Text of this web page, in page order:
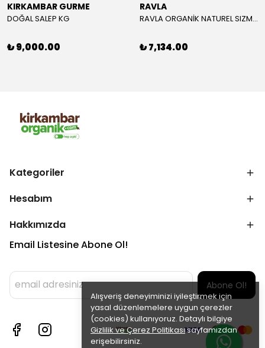
Alışveriş deneyiminizi iyileştirmek için
yasal düzenlemelere uygun çerezler
(cookies) kullanıyoruz. Detaylı bilgiye
Gizlilik ve Çerez Politikasısayfamızdan
erişebilirsiniz.
KIRKAMBAR GURME
DOĞAL SALEP KG
₺ 9,000.00
RAVLA
RAVLA ORGANİK NATUREL SIZMA ZEYTİNYAĞI 5L
₺ 7,134.00
Kategoriler
Hesabım
Hakkımızda
Email Listesine Abone Ol!
Abone Ol!